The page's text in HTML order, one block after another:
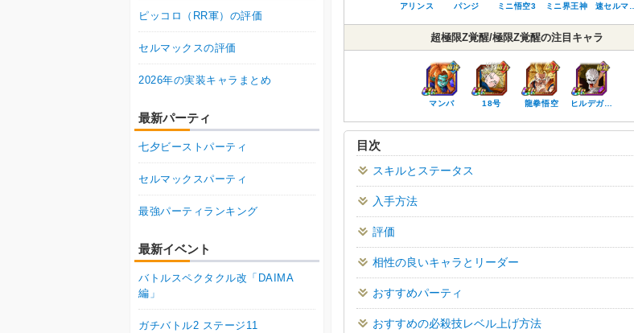
アリンス パンジ ミニ悟空3 ミニ界王神 速セルマ…
超極限Z覚醒/極限Z覚醒の注目キャラ
マンバ 18号 龍拳悟空 ヒルデガ…
目次
スキルとステータス
入手方法
評価
相性の良いキャラとリーダー
おすすめパーティ
おすすめの必殺技レベル上げ方法
ピッコロ（RR軍）の評価
セルマックスの評価
2026年の実装キャラまとめ
最新パーティ
七夕ビーストパーティ
セルマックスパーティ
最強パーティランキング
最新イベント
バトルスペクタクル改「DAIMA
編」
ガチバトル2 ステージ11